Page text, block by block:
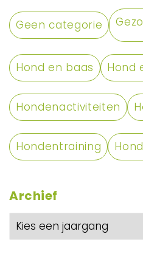
Geen categorie
Hond en baas Hond
Hondenactiviteiten
Hondentraining
Archief